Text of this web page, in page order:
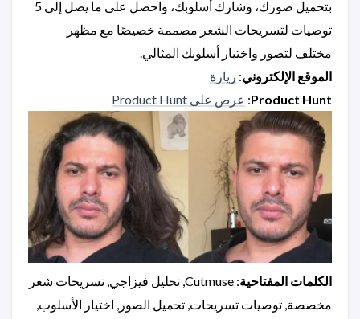
بتحميل صورك، وشارك أسلوبك، واحصل على ما يصل إلى 5
توصيات لتسريحات الشعر مصممة خصيصًا مع مظهر
مختلف لتصور واختيار أسلوبك المثالي.
الموقع الإلكتروني: زيارة
Product Hunt
: عرض على Product Hunt
الكلمات المفتاحية
: Cutmuse, تحليل فيزاجي, تسريحات شعر
مخصصة, توصيات تسريحات, تحميل الصور, اختيار الأسلوب,